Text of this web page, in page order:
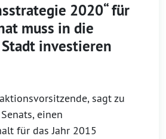
2020“ für
muss in die
investieren
sagt zu
einen
für das Jahr 2015